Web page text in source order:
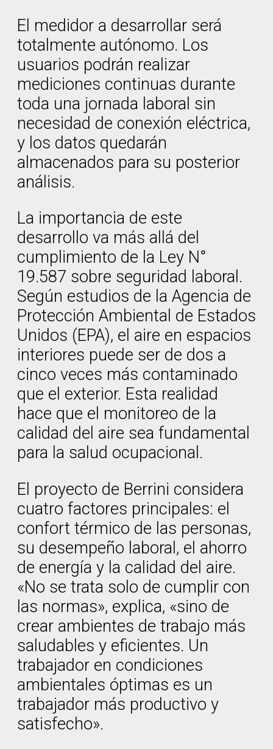
El medidor a desarrollar será
totalmente autónomo. Los
usuarios podrán realizar
mediciones continuas durante
toda una jornada laboral sin
necesidad de conexión eléctrica,
y los datos quedarán
almacenados para su posterior
análisis.
La importancia de este
desarrollo va más allá del
cumplimiento de la Ley N°
19.587 sobre seguridad laboral.
Según estudios de la Agencia de
Protección Ambiental de Estados
Unidos (EPA), el aire en espacios
interiores puede ser de dos a
cinco veces más contaminado
que el exterior. Esta realidad
hace que el monitoreo de la
calidad del aire sea fundamental
para la salud ocupacional.
El proyecto de Berrini considera
cuatro factores principales: el
confort térmico de las personas,
su desempeño laboral, el ahorro
de energía y la calidad del aire.
«No se trata solo de cumplir con
las normas», explica, «sino de
crear ambientes de trabajo más
saludables y eficientes. Un
trabajador en condiciones
ambientales óptimas es un
trabajador más productivo y
satisfecho».